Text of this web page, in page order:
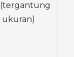
(tergantung
ukuran)